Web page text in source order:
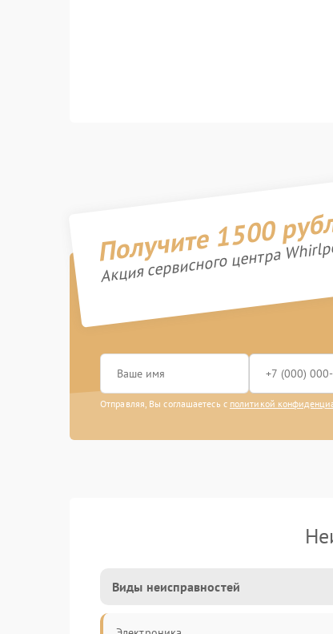
Получите 1500
Акция сервисного центра
Отправляя, Вы соглашаетесь с политикой
Виды неисправностей